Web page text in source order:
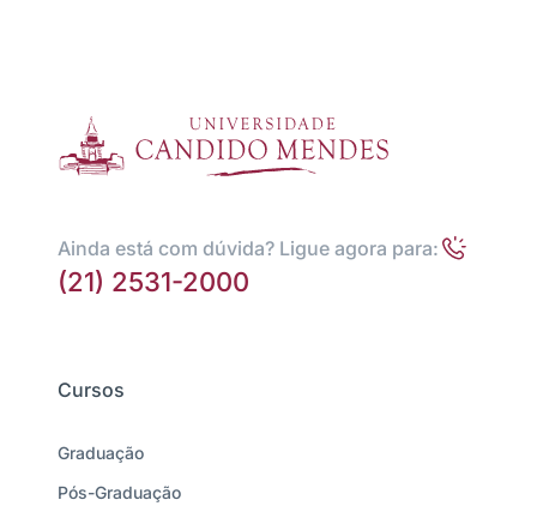
Ainda está com dúvida? Ligue agora para:
(21) 2531-2000
Cursos
Graduação
Pós-Graduação